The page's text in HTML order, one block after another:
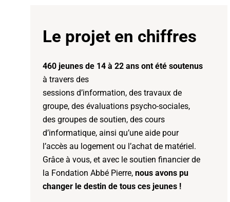
Le projet en chiffres
460 jeunes de 14 à 22 ans ont été soutenus
à travers des
sessions d’information, des travaux de
groupe, des évaluations psycho-sociales,
des groupes de soutien, des cours
d’informatique, ainsi qu’une aide pour
l’accès au logement ou l’achat de matériel.
Grâce à vous, et avec le soutien financier de
la Fondation Abbé Pierre, nous avons pu
changer le destin de tous ces jeunes !